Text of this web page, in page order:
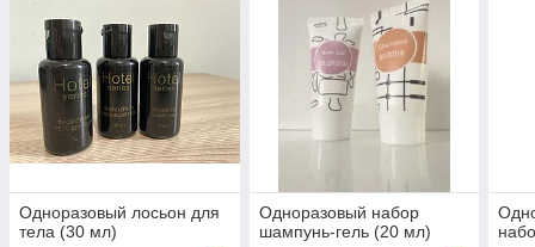
Одноразовый лосьон для
тела (30 мл)
Одноразовый набор
шампунь-гель (20 мл)